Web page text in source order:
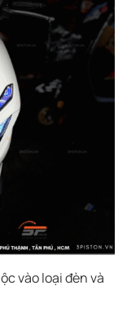
vào loại đèn và